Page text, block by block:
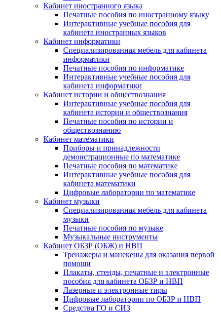
Кабинет иностранного языка
Печатные пособия по иностранному языку
Интерактивные учебные пособия для
кабинета иностранных языков
Кабинет информатики
Специализированная мебель для кабинета
информатики
Печатные пособия по информатике
Интерактивные учебные пособия для
кабинета информатики
Кабинет истории и обществознания
Интерактивные учебные пособия для
кабинета истории и обществознания
Печатные пособия по истории и
обществознанию
Кабинет математики
Приборы и принадлежности
демонстрационные по математике
Печатные пособия по математике
Интерактивные учебные пособия для
кабинета математики
Цифровые лаборатории по математике
Кабинет музыки
Специализированная мебель для кабинета
музыки
Печатные пособия по музыке
Музыкальные инструменты
Кабинет ОБЗР (ОБЖ) и НВП
Тренажеры и манекены для оказания первой
помощи
Плакаты, стенды, печатные и электронные
пособия для кабинета ОБЗР и НВП
Лазерные и электронные тиры
Цифровые лаборатории по ОБЗР и НВП
Средства ГО и СИЗ